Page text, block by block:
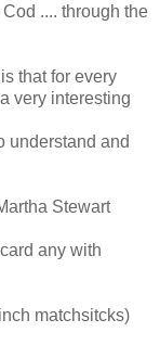
.... through the
that for every
very interesting
understand and
Stewart
any with
matchsitcks)